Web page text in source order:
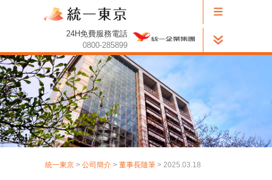
24H免費服務電話
0800-285899
統一東京 > 公司簡介 > 董事長隨筆 > 2025.03.18